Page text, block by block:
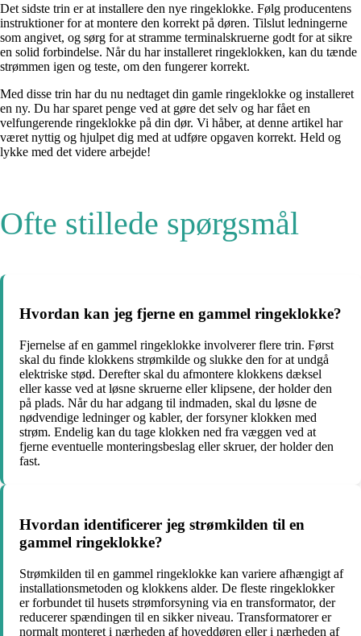
Det sidste trin er at installere den nye ringeklokke. Følg producentens
instruktioner for at montere den korrekt på døren. Tilslut ledningerne
som angivet, og sørg for at stramme terminalskruerne godt for at sikre
en solid forbindelse. Når du har installeret ringeklokken, kan du tænde
strømmen igen og teste, om den fungerer korrekt.
Med disse trin har du nu nedtaget din gamle ringeklokke og installeret
en ny. Du har sparet penge ved at gøre det selv og har fået en
velfungerende ringeklokke på din dør. Vi håber, at denne artikel har
været nyttig og hjulpet dig med at udføre opgaven korrekt. Held og
lykke med det videre arbejde!
Ofte stillede spørgsmål
Hvordan kan jeg fjerne en gammel ringeklokke?
Fjernelse af en gammel ringeklokke involverer flere trin. Først
skal du finde klokkens strømkilde og slukke den for at undgå
elektriske stød. Derefter skal du afmontere klokkens dæksel
eller kasse ved at løsne skruerne eller klipsene, der holder den
på plads. Når du har adgang til indmaden, skal du løsne de
nødvendige ledninger og kabler, der forsyner klokken med
strøm. Endelig kan du tage klokken ned fra væggen ved at
fjerne eventuelle monteringsbeslag eller skruer, der holder den
fast.
Hvordan identificerer jeg strømkilden til en
gammel ringeklokke?
Strømkilden til en gammel ringeklokke kan variere afhængigt af
installationsmetoden og klokkens alder. De fleste ringeklokker
er forbundet til husets strømforsyning via en transformator, der
reducerer spændingen til en sikker niveau. Transformatorer er
normalt monteret i nærheden af hoveddøren eller i nærheden af